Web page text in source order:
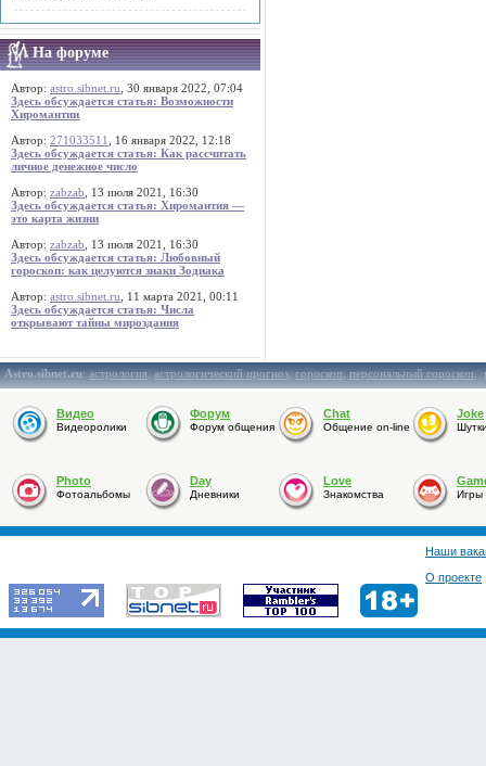
На форуме
Автор: astro.sibnet.ru , 30 января 2022, 07:04
Здесь обсуждается статья: Возможности
Хиромантии
Автор: 271033511
, 16 января 2022, 12:18
Здесь обсуждается статья: Как рассчитать
личное денежное число
Автор: zabzab , 13 июля 2021, 16:30
Здесь обсуждается статья: Хиромантия —
это карта жизни
Автор: zabzab , 13 июля 2021, 16:30
Здесь обсуждается статья: Любовный
гороскоп: как целуются знаки Зодиака
Автор: astro.sibnet.ru , 11 марта 2021, 00:11
Здесь обсуждается статья: Числа
открывают тайны мироздания
Astro.sibnet.ru:астрология,астрологический прогноз,гороскоп,персональный гороскоп,
Видео
Видеоролики
Форум
Форум общения
Chat
Общение on-line
Joke
Photo
Фотоальбомы
Day
Дневники
Love
Знакомства Игры
Наши
О проекте